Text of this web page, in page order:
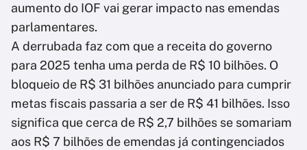
aumento do IOF vai gerar impacto nas emendas
parlamentares.
A derrubada faz com que a receita do governo
para 2025 tenha uma perda de R$ 10 bilhões. O
bloqueio de R$ 31 bilhões anunciado para cumprir
metas fiscais passaria a ser de R$ 41 bilhões. Isso
significa que cerca de R$ 2,7 bilhões se somariam
aos R$ 7 bilhões de emendas já contingenciados